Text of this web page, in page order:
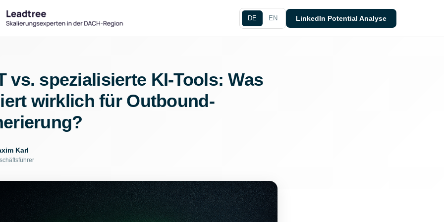
DE EN LinkedIn Potential Analyse
vs. spezialisierte KI-Tools: Was
wirklich für Outbound-
Karl